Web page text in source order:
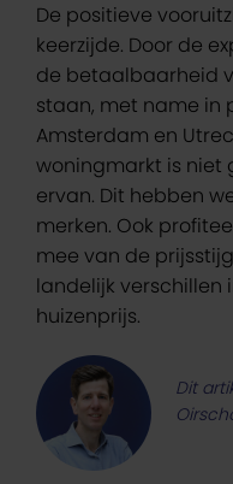
De positieve
keerzijde. Door de
de betaalbaarheid
staan, met name in
Amsterdam en
woningmarkt is niet
ervan. Dit hebben
merken. Ook
mee van de
landelijk verschillen
huizenprijs.
Dit